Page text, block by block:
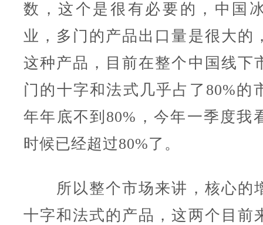
数，这个是很有必要的，中国
业，多门的产品出口量是很大的
这种产品，目前在整个中国线下
门的十字和法式几乎占了80%的
年年底不到80%，今年一季度我
时候已经超过80%了。
所以整个市场来讲，核心的
十字和法式的产品，这两个目前